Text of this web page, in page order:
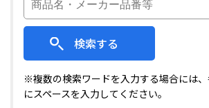
検索する
※複数の検索ワードを入力する場合には
にスペースを入力してください。